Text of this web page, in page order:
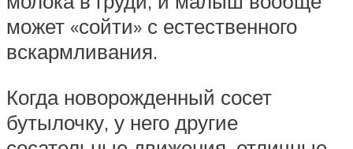
может «сойти» с естественного
вскармливания.
Когда новорожденный сосет
бутылочку, у него другие